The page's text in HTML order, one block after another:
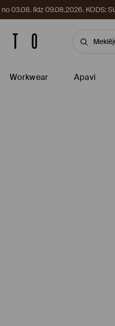
03.08. līdz 09.08.2026. KODS:
Workwear Apavi